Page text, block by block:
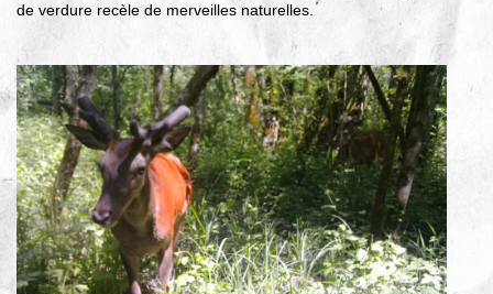
de verdure recèle de merveilles naturelles.